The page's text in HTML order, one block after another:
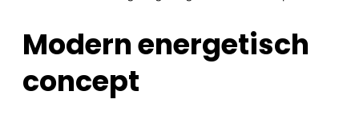
Modern energetisch
concept